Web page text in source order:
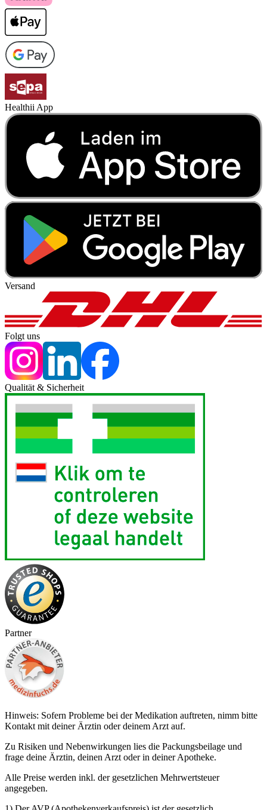
Healthii App
Versand
Folgt uns
Qualität & Sicherheit
Partner
Hinweis: Sofern Probleme bei der Medikation auftreten, nimm bitte
Kontakt mit deiner Ärztin oder deinem Arzt auf.
Zu Risiken und Nebenwirkungen lies die Packungsbeilage und
frage deine Ärztin, deinen Arzt oder in deiner Apotheke.
Alle Preise werden inkl. der gesetzlichen Mehrwertsteuer
angegeben.